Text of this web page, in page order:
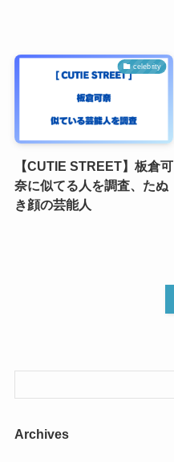
celebrity
【CUTIE STREET】板倉可
奈に似てる人を調査、たぬ
き顔の芸能人
Archives